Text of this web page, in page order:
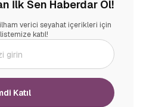
İlk Sen Haberdar Ol!
verici seyahat içerikleri için
katıl!
Katıl